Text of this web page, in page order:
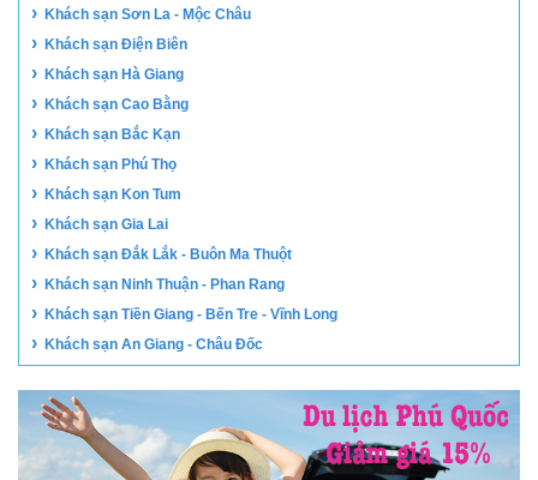
› Khách sạn Sơn La - Mộc Châu
› Khách sạn Điện Biên
› Khách sạn Hà Giang
› Khách sạn Cao Bằng
› Khách sạn Bắc Kạn
› Khách sạn Phú Thọ
› Khách sạn Kon Tum
› Khách sạn Gia Lai
› Khách sạn Đắk Lắk - Buôn Ma Thuột
› Khách sạn Ninh Thuận - Phan Rang
› Khách sạn Tiền Giang - Bến Tre - Vĩnh Long
› Khách sạn An Giang - Châu Đốc